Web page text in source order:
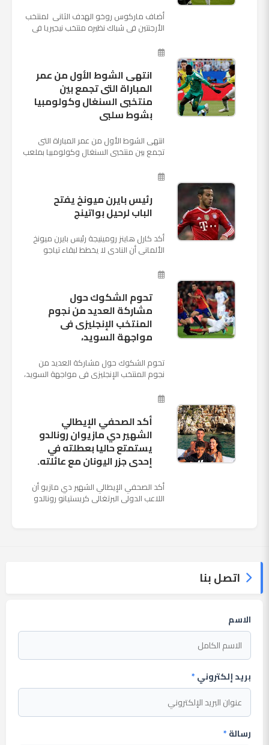
أضاف ماركوس روخو الهدف الثانى لمنتخب
الأرجنتين فى شباك نظيره منتخب نيجيريا فى
"كريستوفسك...
انتهى الشوط الأول من عمر
المباراة التى تجمع بين
منتخبى السنغال وكولومبيا
بشوط سلبى
انتهى الشوط الأول من عمر المباراة التى
تجمع بين منتخبى السنغال وكولومبيا بملعب
الثالثة والأ...
رئيس بايرن ميونخ يفتح
الباب لرحيل بواتينج
أكد كارل هاينز رومينيجة رئيس بايرن ميونخ
الألمانى أن النادى لا يخطط لبقاء تياجو
وأنه سيستم...
تحوم الشكوك حول
مشاركة العديد من نجوم
المنتخب الإنجليزى فى
مواجهة السويد،
تحوم الشكوك حول مشاركة العديد من
نجوم المنتخب الإنجليزى فى مواجهة السويد،
ملعب "كوزموس آ...
أكد الصحفي الإيطالي
الشهير دي مازيوان رونالدو
يستمتع حاليا بعطلته في
إحدى جزر اليونان مع عائلته.
أكد الصحفي الإيطالي الشهير دي مازيو أن
اللاعب الدولي البرتغالي كريستيانو رونالدو
اتصل بنا
الاسم
بريد إلكتروني*
رسالة*